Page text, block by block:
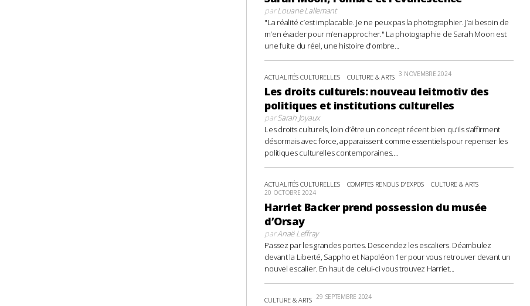
parLouane Lallemant
"La réalité c’est implacable. Je ne peux pas la photographier. J’ai besoin de
m’en évader pour m’en approcher." La photographie de Sarah Moon est
une fuite du réel, une histoire d'ombre...
ACTUALITÉS CULTURELLES CULTURE & ARTS 3 NOVEMBRE 2024
Les droits culturels: nouveau leitmotiv des
politiques et institutions culturelles
parSarah Joyaux
Les droits culturels, loin d’être un concept récent bien qu’ils s’affirment
désormais avec force, apparaissent comme essentiels pour repenser les
politiques culturelles contemporaines....
ACTUALITÉS CULTURELLES COMPTES RENDUS D'EXPOS CULTURE & ARTS
20 OCTOBRE 2024
Harriet Backer prend possession du musée
d’Orsay
parAnaë Leffray
Passez par les grandes portes. Descendez les escaliers. Déambulez
devant la Liberté, Sappho et Napoléon 1er pour vous retrouver devant un
nouvel escalier. En haut de celui-ci vous trouvez Harriet...
CULTURE & ARTS 29 SEPTEMBRE 2024